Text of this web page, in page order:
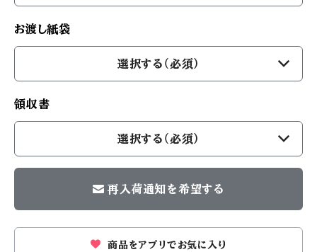
お渡し紙袋
選択する（必須）
領収書
選択する（必須）
再入荷通知を希望する
商品をアプリでお気に入り